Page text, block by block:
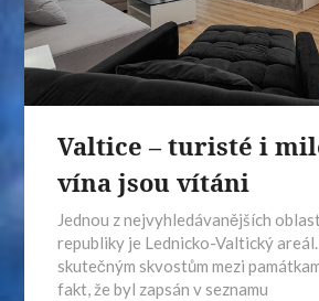
Valtice – turisté i
vína jsou vítáni
Jednou z nejvyhledávanějších
republiky je Lednicko-Valtický
skutečným skvostům mezi
fakt, že byl zapsán v seznamu